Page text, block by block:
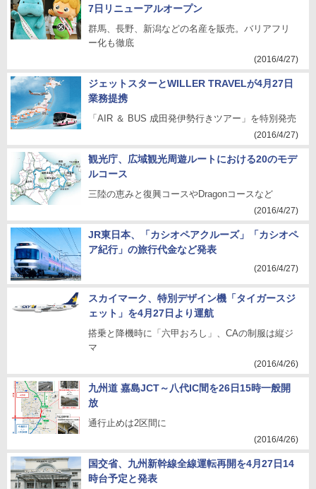
7日リニューアルオープン
群馬、長野、新潟などの名産を販売。バリアフリ
ー化も徹底
(2016/4/27)
ジェットスターとWILLER TRAVELが4月27日
業務提携
「AIR ＆ BUS 成田発伊勢行きツアー」を特別発売
(2016/4/27)
観光庁、広域観光周遊ルートにおける20のモデ
ルコース
三陸の恵みと復興コースやDragonコースなど
(2016/4/27)
JR東日本、「カシオペアクルーズ」「カシオペ
ア紀行」の旅行代金など発表
(2016/4/27)
スカイマーク、特別デザイン機「タイガースジ
ェット」を4月27日より運航
搭乗と降機時に「六甲おろし」、CAの制服は縦ジ
マ
(2016/4/26)
九州道 嘉島JCT～八代IC間を26日15時一般開
放
通行止めは2区間に
(2016/4/26)
国交省、九州新幹線全線運転再開を4月27日14
時台予定と発表